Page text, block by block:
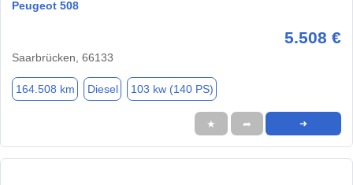
Peugeot 508
5.508 €
Saarbrücken, 66133
164.508 km Diesel 103 kw (140 PS)
★ ➦ ➜